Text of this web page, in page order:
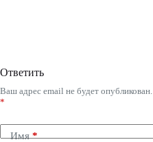
Ответить
Ваш адрес email не будет опубликован.
*
Имя*